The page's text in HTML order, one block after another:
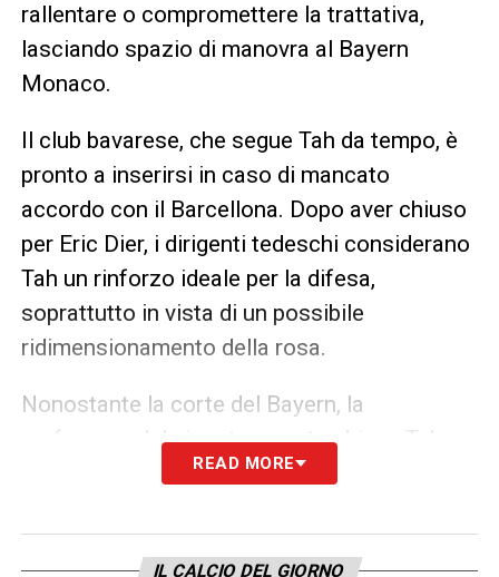
rallentare o compromettere la trattativa,
lasciando spazio di manovra al Bayern
Monaco.
Il club bavarese, che segue Tah da tempo, è
pronto a inserirsi in caso di mancato
accordo con il Barcellona. Dopo aver chiuso
per Eric Dier, i dirigenti tedeschi considerano
Tah un rinforzo ideale per la difesa,
soprattutto in vista di un possibile
ridimensionamento della rosa.
Nonostante la corte del Bayern, la
preferenza del giocatore resta chiara: Tah
Barcellona di Flick, allenatore che
tedesca. Ora tutto dipende dalla capacità dei
READ MORE
IL CALCIO DEL GIORNO